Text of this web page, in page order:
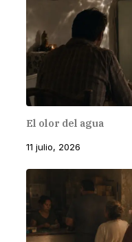
El olor del agua
11 julio, 2026